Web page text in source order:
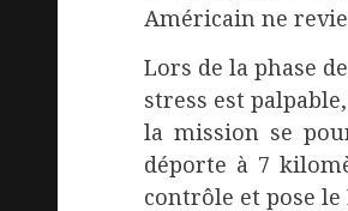
Américain ne
Lors de la phase
stress est
la mission se
déporte à 7
contrôle et pose